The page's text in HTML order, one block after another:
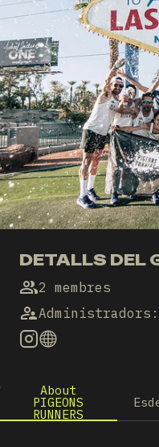
DETALLS DEL
2 membres
Administradors :
About
PIGEONS
RUNNERS